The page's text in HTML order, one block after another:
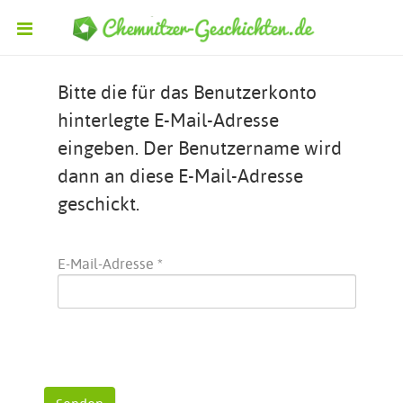
Bitte die für das Benutzerkonto
hinterlegte E-Mail-Adresse
eingeben. Der Benutzername wird
dann an diese E-Mail-Adresse
geschickt.
E-Mail-Adresse *